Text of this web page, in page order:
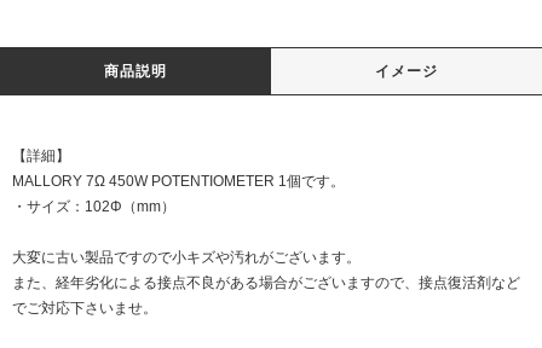
商品説明 イメージ
【詳細】
MALLORY 7Ω 450W POTENTIOMETER 1個です。
・サイズ：102Φ（mm）
大変に古い製品ですので小キズや汚れがございます。
また、経年劣化による接点不良がある場合がございますので、接点復活剤など
でご対応下さいませ。